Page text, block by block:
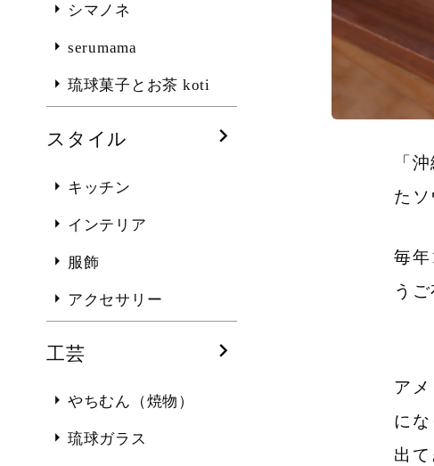
シマノネ
serumama
琉球菓子とお茶 koti
スタイル
キッチン
インテリア
服飾
アクセサリー
工芸
やちむん（焼物）
琉球ガラス
「
た
毎
う
ア
に
出て